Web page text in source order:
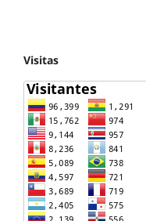
Visitas